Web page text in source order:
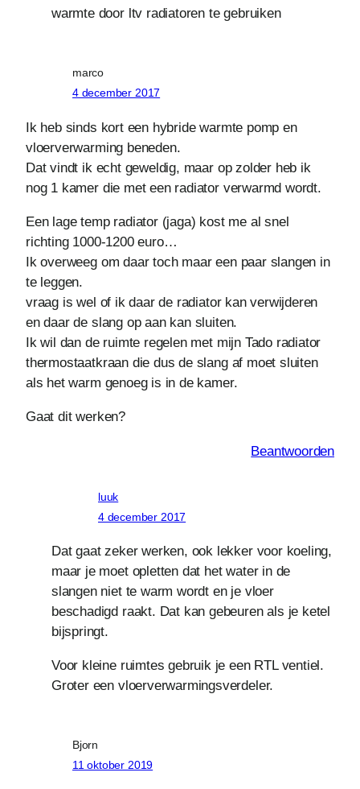
warmte door ltv radiatoren te gebruiken
marco
4 december 2017
Ik heb sinds kort een hybride warmte pomp en
vloerverwarming beneden.
Dat vindt ik echt geweldig, maar op zolder heb ik
nog 1 kamer die met een radiator verwarmd wordt.
Een lage temp radiator (jaga) kost me al snel
richting 1000-1200 euro…
Ik overweeg om daar toch maar een paar slangen in
te leggen.
vraag is wel of ik daar de radiator kan verwijderen
en daar de slang op aan kan sluiten.
Ik wil dan de ruimte regelen met mijn Tado radiator
thermostaatkraan die dus de slang af moet sluiten
als het warm genoeg is in de kamer.
Gaat dit werken?
Beantwoorden
luuk
4 december 2017
Dat gaat zeker werken, ook lekker voor koeling,
maar je moet opletten dat het water in de
slangen niet te warm wordt en je vloer
beschadigd raakt. Dat kan gebeuren als je ketel
bijspringt.
Voor kleine ruimtes gebruik je een RTL ventiel.
Groter een vloerverwarmingsverdeler.
Bjorn
11 oktober 2019